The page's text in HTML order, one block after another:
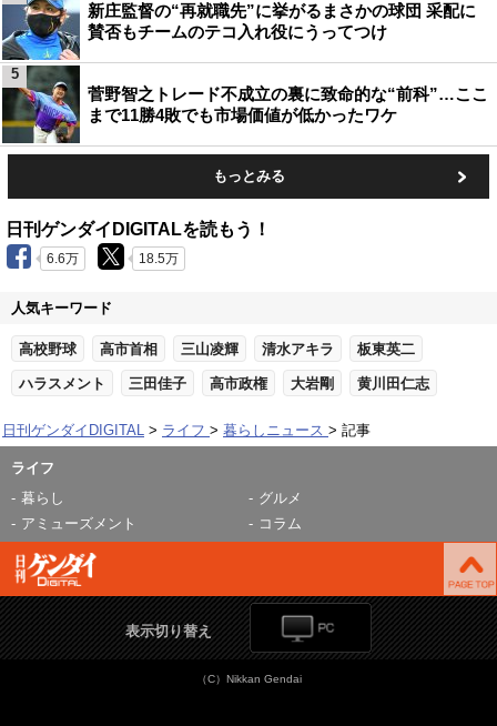
新庄監督の“再就職先”に挙がるまさかの球団 采配に
賛否もチームのテコ入れ役にうってつけ
菅野智之トレード不成立の裏に致命的な“前科”…ここ
まで11勝4敗でも市場価値が低かったワケ
5
もっとみる
日刊ゲンダイDIGITALを読もう！
6.6万 18.5万
人気キーワード
高校野球 高市首相 三山凌輝 清水アキラ 板東英二
ハラスメント 三田佳子 高市政権 大岩剛 黄川田仁志
日刊ゲンダイDIGITAL ライフ 暮らしニュース 記事
ライフ
暮らし
グルメ
アミューズメント
コラム
表示切り替え
（C）Nikkan Gendai